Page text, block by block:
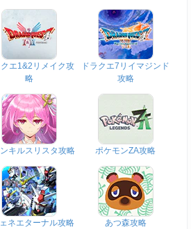
クエ1&2リメイク攻
略
ドラクエ7リイマジンド
攻略
キルスリスタ攻略 ポケモンZA攻略
ネエターナル攻略 あつ森攻略